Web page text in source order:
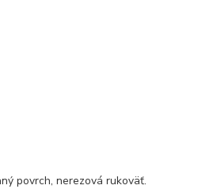
povrch, nerezová rukoväť.